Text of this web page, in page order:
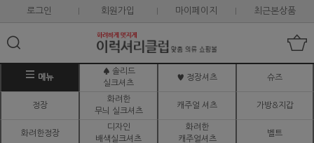
로그인 회원가입 마이페이지 최근본상품
메뉴
♠ 솔리드
실크셔츠
♥ 정장셔츠 슈즈
정장
화려한
무늬 실크셔츠
캐주얼 셔츠 가방&지갑
화려한정장
디자인
배색실크셔츠
화려한
캐주얼셔츠
벨트